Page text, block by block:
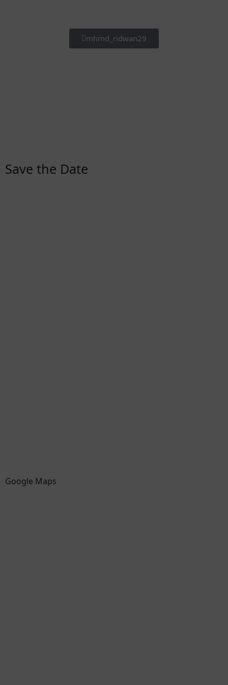
mhmd_ridwan29
Save the Date
Google Maps